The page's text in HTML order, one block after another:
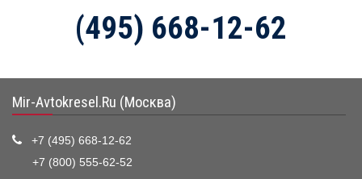
(495) 668-12-62
Mir-Avtokresel.Ru (Москва)
+7 (495) 668-12-62
+7 (800) 555-62-52